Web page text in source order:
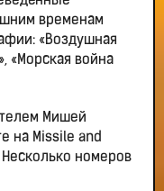
временам
«Воздушная
«Морская война
Мишей
на Missile and
номеров